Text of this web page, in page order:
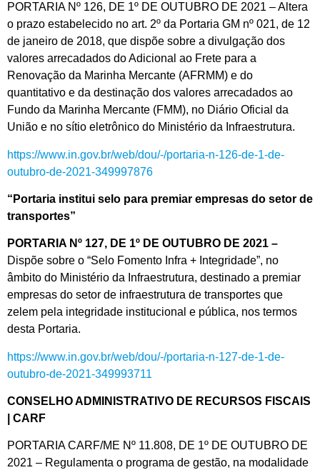
PORTARIA Nº 126, DE 1º DE OUTUBRO DE 2021 – Altera
o prazo estabelecido no art. 2º da Portaria GM nº 021, de 12
de janeiro de 2018, que dispõe sobre a divulgação dos
valores arrecadados do Adicional ao Frete para a
Renovação da Marinha Mercante (AFRMM) e do
quantitativo e da destinação dos valores arrecadados ao
Fundo da Marinha Mercante (FMM), no Diário Oficial da
União e no sítio eletrônico do Ministério da Infraestrutura.
https://www.in.gov.br/web/dou/-/portaria-n-126-de-1-de-
outubro-de-2021-349997876
“Portaria institui selo para premiar empresas do setor de
transportes”
PORTARIA Nº 127, DE 1º DE OUTUBRO DE 2021 –
Dispõe sobre o “Selo Fomento Infra + Integridade”, no
âmbito do Ministério da Infraestrutura, destinado a premiar
empresas do setor de infraestrutura de transportes que
zelem pela integridade institucional e pública, nos termos
desta Portaria.
https://www.in.gov.br/web/dou/-/portaria-n-127-de-1-de-
outubro-de-2021-349993711
CONSELHO ADMINISTRATIVO DE RECURSOS FISCAIS
| CARF
PORTARIA CARF/ME Nº 11.808, DE 1º DE OUTUBRO DE
2021 – Regulamenta o programa de gestão, na modalidade